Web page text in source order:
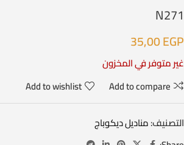
N271
35,00EGP
غير متوفر في المخزون
Add to compare
Add to wishlist
التصنيف:مناديل ديكوباج